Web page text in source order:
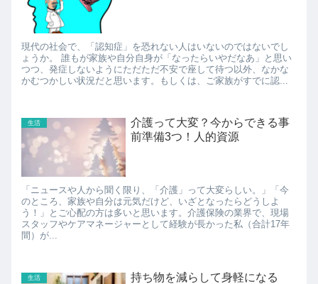
現代の社会で、「認知症」を恐れない人はいないのではないでし
ょうか。 誰もが家族や自分自身が「なったらいやだなあ」と思い
つつ、発症しないようにただただ不安で座して待つ以外、なかな
かむつかしい状況だと思います。もしくは、ご家族がすでに認...
生活
介護って大変？今からできる事
前準備3つ！人的資源
「ニュースや人から聞く限り、「介護」って大変らしい。」「今
のところ、家族や自分は元気だけど、いざとなったらどうしよ
う！」とご心配の方は多いと思います。介護保険の業界で、現場
スタッフやケアマネージャーとして経験が長かった私（合計17年
間）が...
生活
持ち物を減らして身軽になる